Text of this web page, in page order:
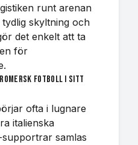
runt arenan
skyltning och
det enkelt att ta
för
romersk fotboll i sitt
ofta i lugnare
italienska
samlas